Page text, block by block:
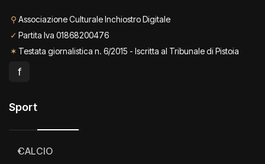
⚲ Associazione Culturale Inchiostro Digitale
✓ Partita Iva 01868200476
✶ Testata giornalistica n. 6/2015 - Iscritta al Tribunale di Pistoia
f
Sport
CALCIO